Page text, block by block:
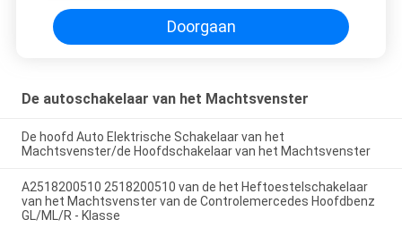
Doorgaan
De autoschakelaar van het Machtsvenster
De hoofd Auto Elektrische Schakelaar van het
Machtsvenster/de Hoofdschakelaar van het Machtsvenster
A2518200510 2518200510 van de het Heftoestelschakelaar
van het Machtsvenster van de Controlemercedes Hoofdbenz
GL/ML/R - Klasse